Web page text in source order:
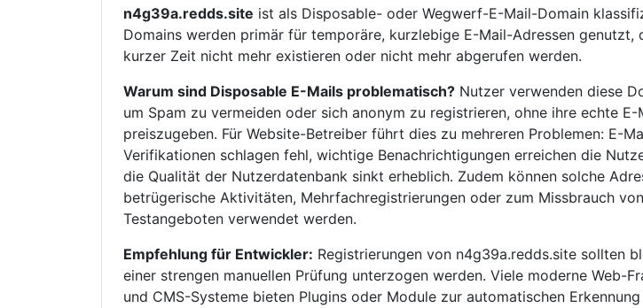
n4g39a.redds.site ist als Disposable- oder Wegwerf-E-Mail-Domain
Domains werden primär für temporäre, kurzlebige E-Mail-Adressen genutzt,
kurzer Zeit nicht mehr existieren oder nicht mehr abgerufen werden.
Warum sind Disposable E-Mails problematisch? Nutzer verwenden diese
um Spam zu vermeiden oder sich anonym zu registrieren, ohne ihre echte E-
preiszugeben. Für Website-Betreiber führt dies zu mehreren Problemen: E-
Verifikationen schlagen fehl, wichtige Benachrichtigungen erreichen die
die Qualität der Nutzerdatenbank sinkt erheblich. Zudem können solche
betrügerische Aktivitäten, Mehrfachregistrierungen oder zum Missbrauch
Testangeboten verwendet werden.
Empfehlung für Entwickler: Registrierungen von n4g39a.redds.site sollten
einer strengen manuellen Prüfung unterzogen werden. Viele moderne Web-
und CMS-Systeme bieten Plugins oder Module zur automatischen